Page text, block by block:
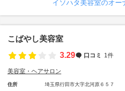
イソハタ美容室のオー
こばやし美容室
3.29
口コミ 1件
美容室・ヘアサロン
住所 埼玉県行田市大字北河原６５７